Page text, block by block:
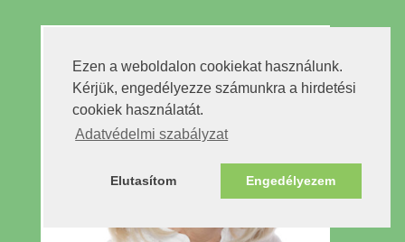
Ezen a weboldalon cookiekat használunk.
Kérjük, engedélyezze számunkra a hirdetési
cookiek használatát.
Adatvédelmi szabályzat
Elutasítom Engedélyezem